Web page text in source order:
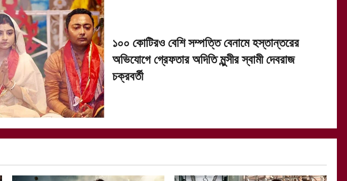
১০০ কোটিরও বেশি সম্পত্তি বেনামে হস্তান্তরের
অভিযোগে গ্রেফতার অদিতি মুন্সীর স্বামী দেবরাজ
চক্রবর্তী